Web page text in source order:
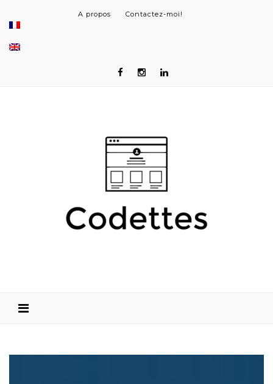
A propos Contactez-moi!